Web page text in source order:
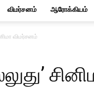
விமர்சனம் ஆரோக்கியம்
விமர்சனம்